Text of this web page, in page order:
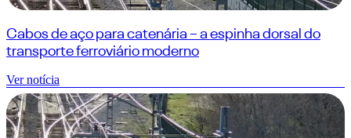
Cabos de aço para catenária – a espinha dorsal do
transporte ferroviário moderno
Ver notícia